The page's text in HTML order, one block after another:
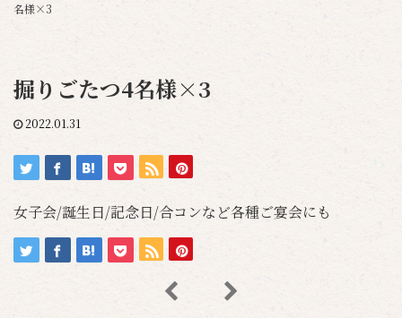
名様×3
掘りごたつ4名様×3
2022.01.31
女子会/誕生日/記念日/合コンなど各種ご宴会にも